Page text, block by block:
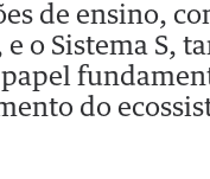
de ensino,
e o Sistema S,
do